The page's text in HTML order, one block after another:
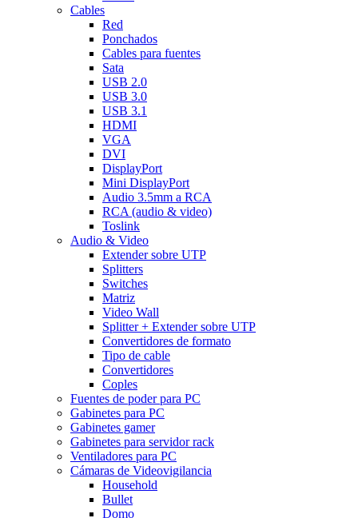
Cables
Red
Ponchados
Cables para fuentes
Sata
USB 2.0
USB 3.0
USB 3.1
HDMI
VGA
DVI
DisplayPort
Mini DisplayPort
Audio 3.5mm a RCA
RCA (audio & video)
Toslink
Audio & Video
Extender sobre UTP
Splitters
Switches
Matriz
Video Wall
Splitter + Extender sobre UTP
Convertidores de formato
Tipo de cable
Convertidores
Coples
Fuentes de poder para PC
Gabinetes para PC
Gabinetes gamer
Gabinetes para servidor rack
Ventiladores para PC
Cámaras de Videovigilancia
Household
Bullet
Domo